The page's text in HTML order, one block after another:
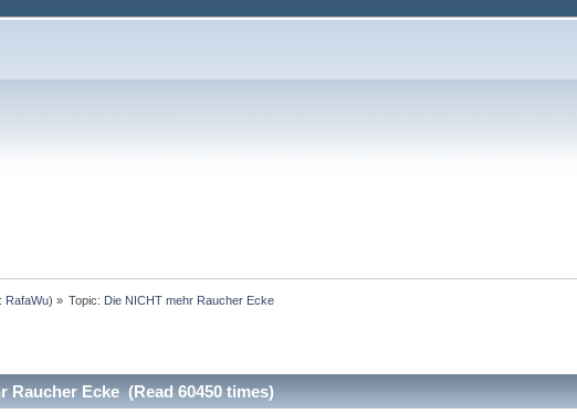
RafaWu) » Topic: Die NICHT mehr Raucher Ecke
Raucher Ecke (Read 60450 times)